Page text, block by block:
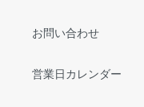
お問い合わせ
営業日カレンダー